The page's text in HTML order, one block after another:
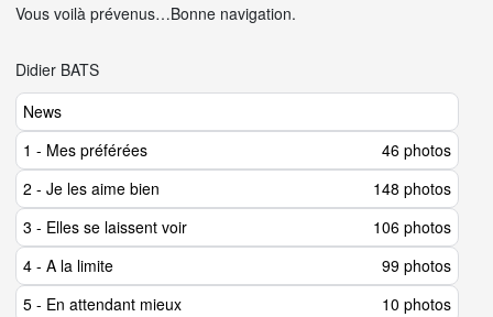
Vous voilà prévenus…Bonne navigation.
Didier BATS
News
1 - Mes préférées
46 photos
2 - Je les aime bien
148 photos
3 - Elles se laissent voir
106 photos
4 - A la limite
99 photos
5 - En attendant mieux
10 photos